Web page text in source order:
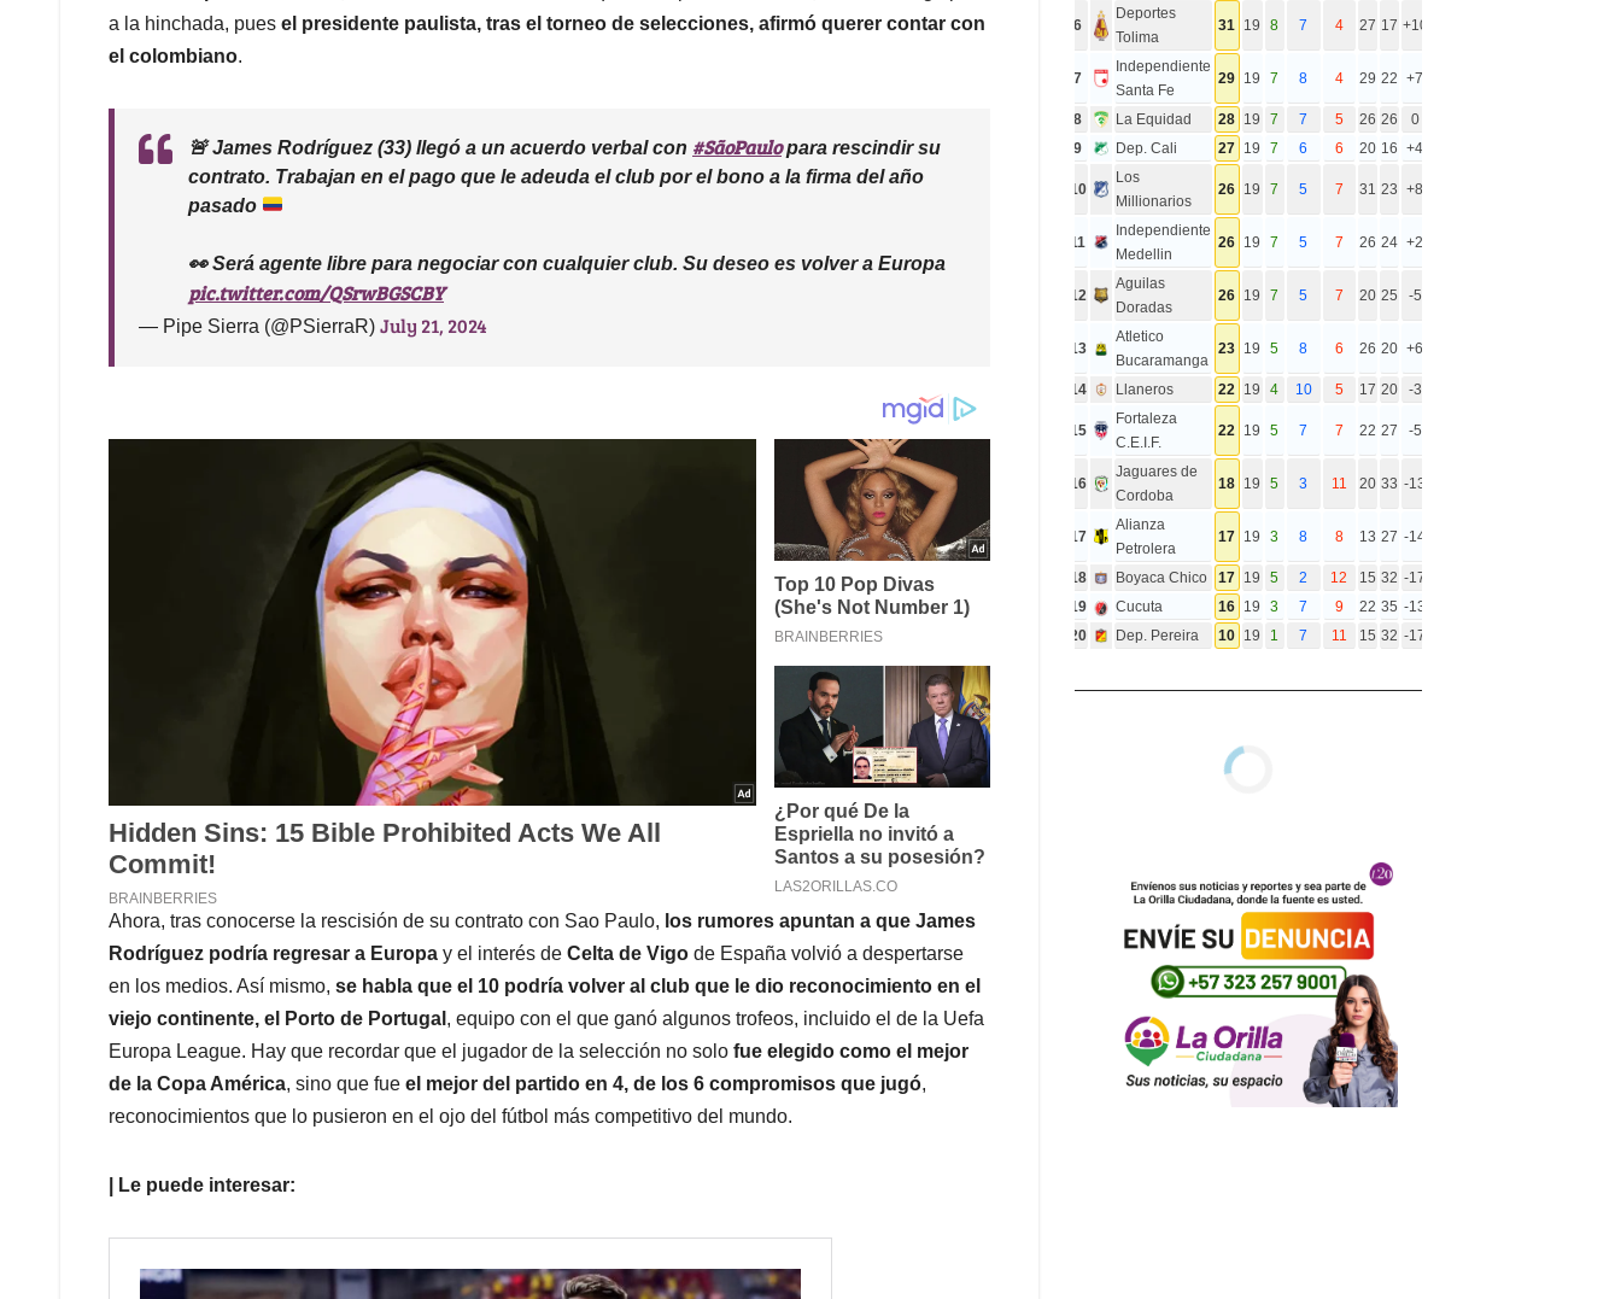
a la hinchada, pues el presidente paulista, tras el torneo de selecciones, afirmó querer contar con
el colombiano.
🚨 James Rodríguez (33) llegó a un acuerdo verbal con #SãoPaulopara rescindir su
contrato. Trabajan en el pago que le adeuda el club por el bono a la firma del año
pasado
👀 Será agente libre para negociar con cualquier club. Su deseo es volver a Europa
pic.twitter.com/QSrwBGSCBY
— Pipe Sierra (@PSierraR) July 21, 2024
Ahora, tras conocerse la rescisión de su contrato con Sao Paulo, los rumores apuntan a que James
Rodríguez podría regresar a Europa y el interés de Celta de Vigo de España volvió a despertarse
en los medios. Así mismo, se habla que el 10 podría volver al club que le dio reconocimiento en el
viejo continente, el Porto de Portugal , equipo con el que ganó algunos trofeos, incluido el de la Uefa
Europa League. Hay que recordar que el jugador de la selección no solo fue elegido como el mejor
de la Copa América, sino que fue el mejor del partido en 4, de los 6 compromisos que jugó,
reconocimientos que lo pusieron en el ojo del fútbol más competitivo del mundo.
| Le puede interesar:
6
Deportes
Tolima
31 19 8 7 4 27 17 +10
7
Independiente
Santa Fe
29 19 7 8 4 29 22 +7
8 La Equidad 28 19 7 7 5 26 26
0
9
Dep. Cali 27 19 7 6 6 20 16 +4
10
Los
Millionarios
26 19 7 5 7 31 23 +8
11
Independiente
Medellin
26 19 7 5 7 26 24 +2
12
Aguilas
Doradas
26 19 7 5 7 20 25 -5
13
Atletico
Bucaramanga
23 19 5 8 6 26 20 +6
14 Llaneros 22 19 4 10 5 17 20 -3
15
Fortaleza
C.E.I.F.
22 19 5 7 7 22 27 -5
16
Jaguares de
Cordoba
18 19 5 3 11 20 33 -13
17
Alianza
Petrolera
17 19 3 8 8 13 27 -14
18 Boyaca Chico 17 19 5 2 12 15 32 -17
19
Cucuta 16 19 3 7 9 22 35 -13
20
Dep. Pereira 10 19 1 7 11 15 32 -17